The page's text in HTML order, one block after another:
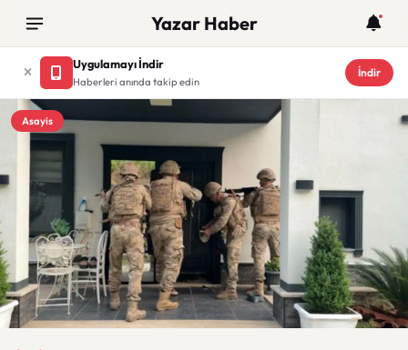
Yazar Haber
Uygulamayı İndir
Haberleri anında takip edin
İndir
Asayis